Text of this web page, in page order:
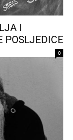
I
POSLJEDICE
0